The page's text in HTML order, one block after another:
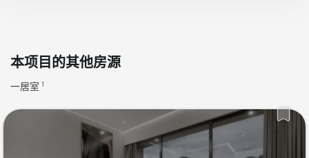
本项目的其他房源
一居室 1